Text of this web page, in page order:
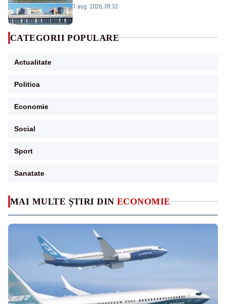
MAI MULTE ȘTIRI DIN ECONOMIE
în pericol Centrala Cernavodă era
1 aug. 2026, 09:32
CATEGORII POPULARE
Actualitate
Politica
Economie
Social
Sport
Sanatate